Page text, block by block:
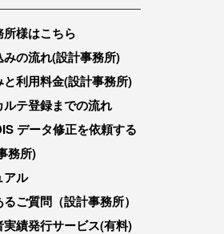
様はこちら
みの流れ(設計事務所)
と利用料金(設計事務所)
ルテ登録までの流れ
データ修正を依頼する
務所)
アル
るご質問（設計事務所）
実績発行サービス(有料)